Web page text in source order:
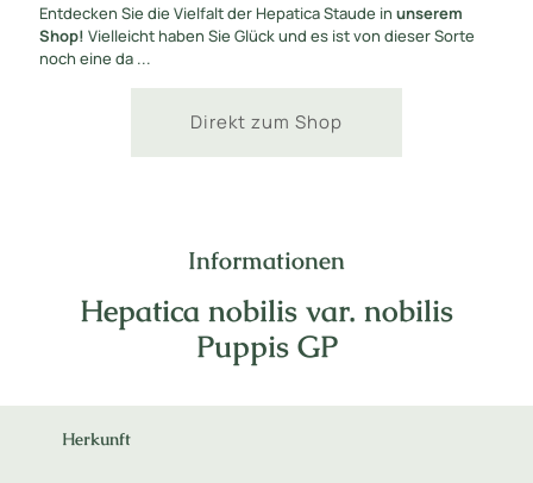
Entdecken Sie die Vielfalt der Hepatica Staude in unserem
Shop! Vielleicht haben Sie Glück und es ist von dieser Sorte
noch eine da ...
Direkt zum Shop
Informationen
Hepatica nobilis var. nobilis
Puppis GP
Herkunft